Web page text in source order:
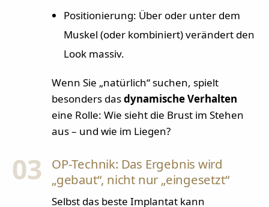
Positionierung: Über oder unter dem
Muskel (oder kombiniert) verändert den
Look massiv.
Wenn Sie „natürlich“ suchen, spielt
besonders dasdynamische Verhalten
eine Rolle: Wie sieht die Brust im Stehen
aus – und wie im Liegen?
03
OP-Technik: Das Ergebnis wird
„gebaut“, nicht nur „eingesetzt“
Selbst das beste Implantat kann